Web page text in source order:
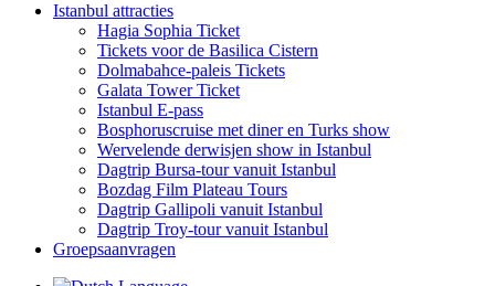
Istanbul attracties
Hagia Sophia Ticket
Tickets voor de Basilica Cistern
Dolmabahce-paleis Tickets
Galata Tower Ticket
Istanbul E-pass
Bosphoruscruise met diner en Turks show
Wervelende derwisjen show in Istanbul
Dagtrip Bursa-tour vanuit Istanbul
Bozdag Film Plateau Tours
Dagtrip Gallipoli vanuit Istanbul
Dagtrip Troy-tour vanuit Istanbul
Groepsaanvragen